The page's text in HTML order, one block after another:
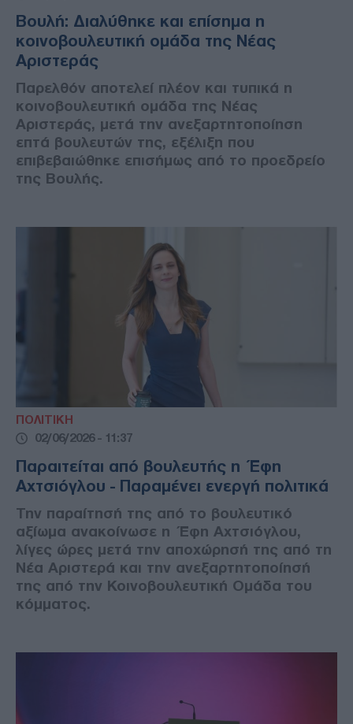
Βουλή: Διαλύθηκε και επίσημα η
κοινοβουλευτική ομάδα της Νέας
Αριστεράς
Παρελθόν αποτελεί πλέον και τυπικά η
κοινοβουλευτική ομάδα της Νέας
Αριστεράς, μετά την ανεξαρτητοποίηση
επτά βουλευτών της, εξέλιξη που
επιβεβαιώθηκε επισήμως από το προεδρείο
της Βουλής.
ΠΟΛΙΤΙΚΗ
02/06/2026 - 11:37
Παραιτείται από βουλευτής η Έφη
Αχτσιόγλου - Παραμένει ενεργή πολιτικά
Την παραίτησή της από το βουλευτικό
αξίωμα ανακοίνωσε η Έφη Αχτσιόγλου,
λίγες ώρες μετά την αποχώρησή της από τη
Νέα Αριστερά και την ανεξαρτητοποίησή
της από την Κοινοβουλευτική Ομάδα του
κόμματος.